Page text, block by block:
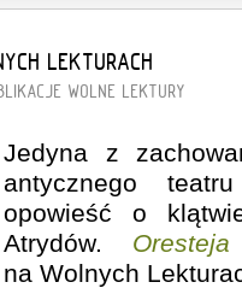
LEKTURACH
WOLNE LEKTURY
Jedyna z
antycznego
opowieść o
Atrydów. Oresteja
na Wolnych